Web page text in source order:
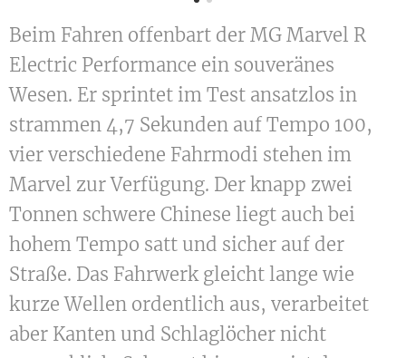
Beim Fahren offenbart der MG Marvel R
Electric Performance ein souveränes
Wesen. Er sprintet im Test ansatzlos in
strammen 4,7 Sekunden auf Tempo 100,
vier verschiedene Fahrmodi stehen im
Marvel zur Verfügung. Der knapp zwei
Tonnen schwere Chinese liegt auch bei
hohem Tempo satt und sicher auf der
Straße. Das Fahrwerk gleicht lange wie
kurze Wellen ordentlich aus, verarbeitet
aber Kanten und Schlaglöcher nicht